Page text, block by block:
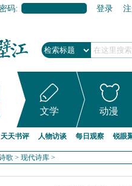
密码: 登录
文学 动漫
天天书评 人物访谈 每日观察 锐眼
歌 > 现代诗库 >